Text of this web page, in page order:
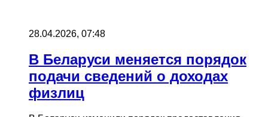
28.04.2026, 07:48
В Беларуси меняется порядок
подачи сведений о доходах
физлиц